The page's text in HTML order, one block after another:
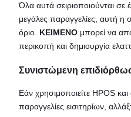
Όλα αυτά σειριοποιούνται σε
μεγάλες παραγγελίες, αυτή η
όριο. ΚΕΙΜΕΝΟ μπορεί να
περικοπή και δημιουργία
Συνιστώμενη
Εάν χρησιμοποιείτε HPOS
παραγγελίες εισιτηρίων,